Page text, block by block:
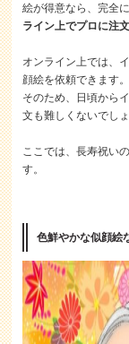
絵が得意なら、完全
ライン上でプロに注
オンライン上では、
顔絵を依頼できます。
そのため、日頃から
文も難しくないでしょ
ここでは、長寿祝い
す。
色鮮やかな似顔絵